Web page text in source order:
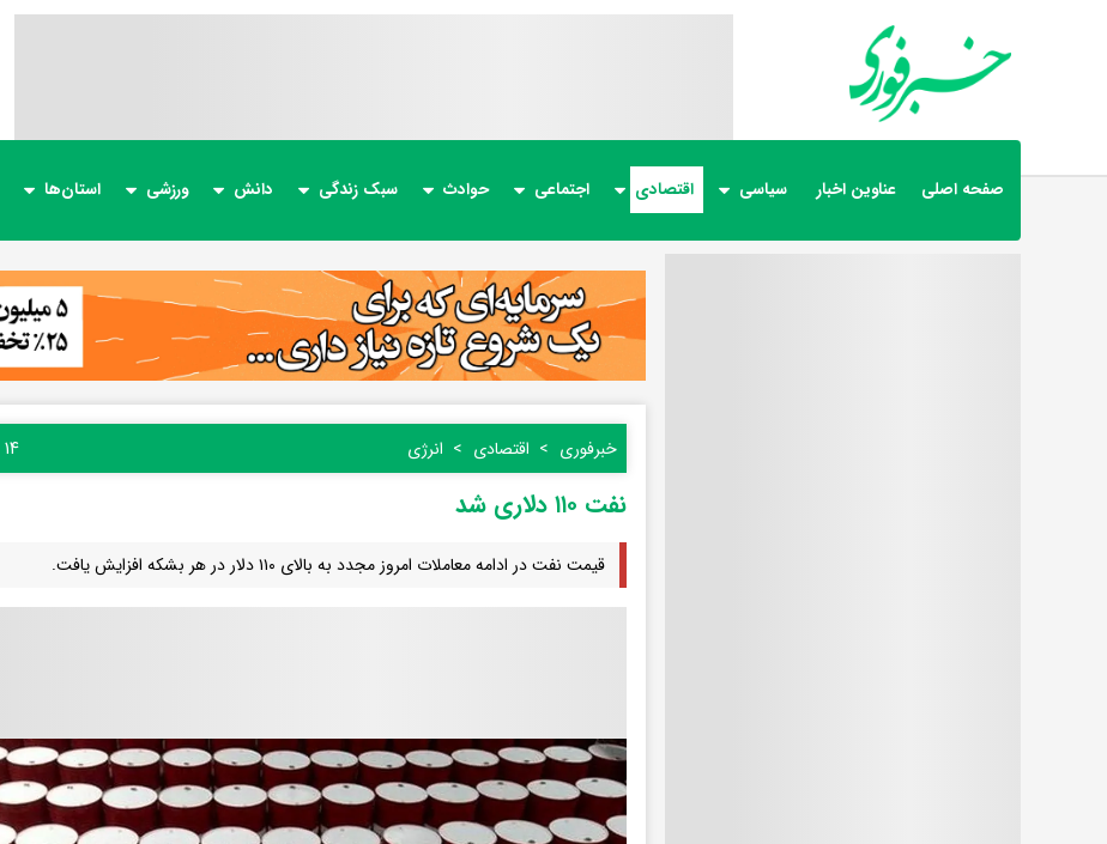
صفحه اصلی عناوین اخبار سیاسی اقتصادی اجتماعی حوادث سبک زندگی دانش ورزشی استان‌ها
خبرفوری اقتصادی انرژی ۱۴ اردیبهشت ۱۴۰۵ ۱۴:۲۷
نفت ۱۱۰ دلاری شد
قیمت نفت در ادامه معاملات امروز مجدد به بالای ۱۱۰ دلار در هر بشکه افزایش یافت.